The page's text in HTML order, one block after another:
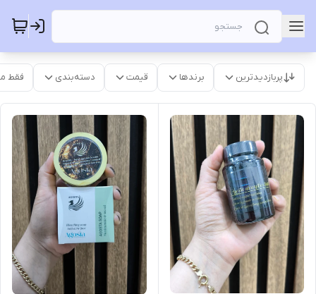
پربازدیدترین برندها قیمت دسته‌بندی فقط